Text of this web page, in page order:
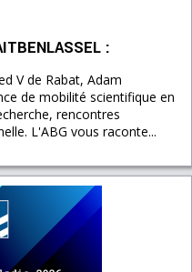
:
V de Rabat, Adam
de mobilité scientifique en
rencontres
L'ABG vous raconte...